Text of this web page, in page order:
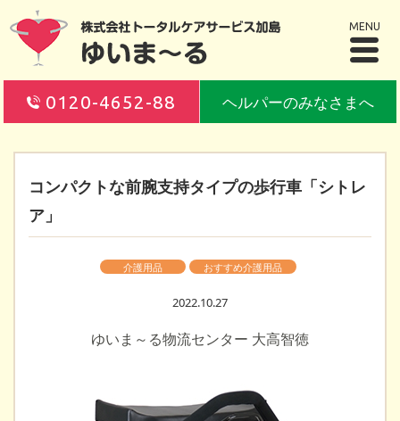
MENU
0120-4652-88 ヘルパーのみなさまへ
コンパクトな前腕支持タイプの歩行車「シトレ
ア」
介護用品 おすすめ介護用品
2022.10.27
ゆいま～る物流センター 大高智徳